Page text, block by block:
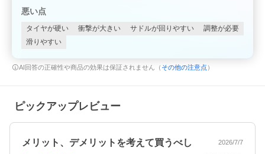
悪い点
タイヤが硬い 衝撃が大きい サドルが回りやすい
調整が必要
滑りやすい
AI回答の正確性や商品の効果は保証されません（ その他の注意点 ）
ピックアップレビュー
メリット、デメリットを考えて買うべし 2026/7/7